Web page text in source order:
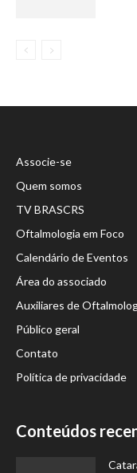
Associe-se
Quem somos
TV BRASCRS
Oftalmologia em Foco
Calendário de Eventos
Área do associado
Auxiliares de
Público geral
Contato
Política de privacidade
Conteúdos